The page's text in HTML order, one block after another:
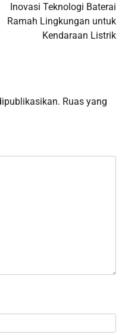
Inovasi Teknologi Baterai
Ramah Lingkungan untuk
Kendaraan Listrik
Ruas yang